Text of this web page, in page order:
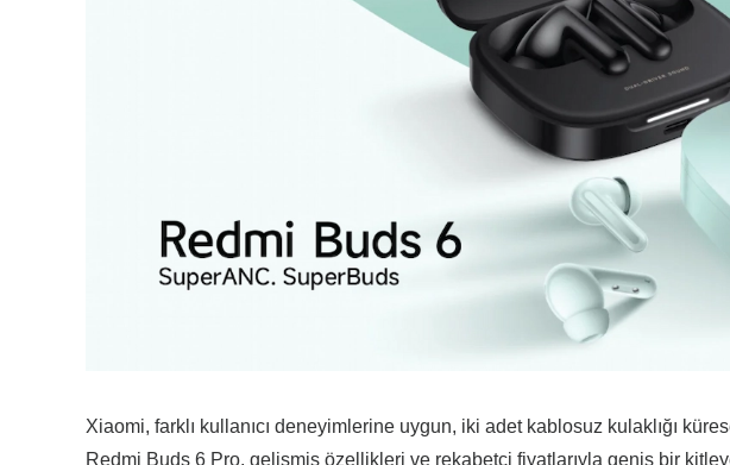
Xiaomi, farklı kullanıcı deneyimlerine uygun, iki adet kablosuz kulaklığı
Redmi Buds 6 Pro, gelişmiş özellikleri ve rekabetçi fiyatlarıyla geniş bir